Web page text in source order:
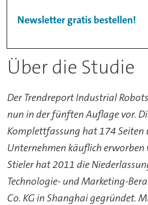
Newsletter gratis bestellen!
Über die Studie
Der Trendreport Industrial
nun in der fünften Auflage vor.
Komplettfassung hat 174 Seiten
Unternehmen käuflich erworben
Stieler hat 2011 die
Technologie- und Marketing-
Co. KG in Shanghai gegründet.